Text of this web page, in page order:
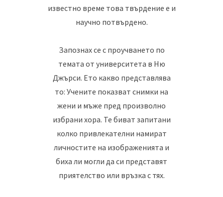
известно време това твърдение е и
научно потвърдено.
Запознах се с проучването по
темата от университета в Ню
Джърси. Ето какво представлява
то: Учените показват снимки на
жени и мъже пред произволно
избрани хора. Те биват запитани
колко привлекателни намират
личностите на изображенията и
биха ли могли да си представят
приятелство или връзка с тях.